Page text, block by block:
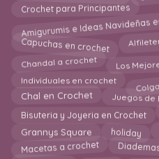
Crochet para Principantes
Amigurumis e Ideas Navideñas
Capuchas en crochet
Chandal a crochet Los
Individuales en crochet
Chal en Crochet Juegos de
Bisuteria y Joyeria en Crochet
Grannys Square holiday
Macetas a crochet